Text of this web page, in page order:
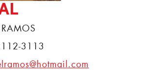
RAMOS
3113